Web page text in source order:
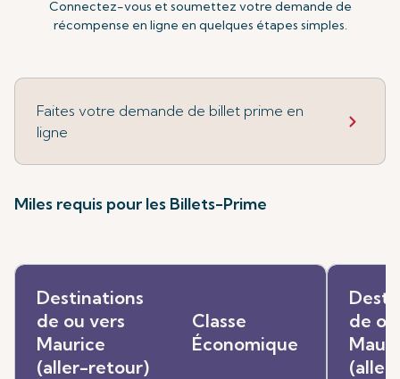
Connectez-vous et soumettez votre demande de
récompense en ligne en quelques étapes simples.
Faites votre demande de billet prime en
ligne
Miles requis pour les Billets-Prime
Destinations
de ou vers
Maurice
(aller-retour)
Classe
Économique
de